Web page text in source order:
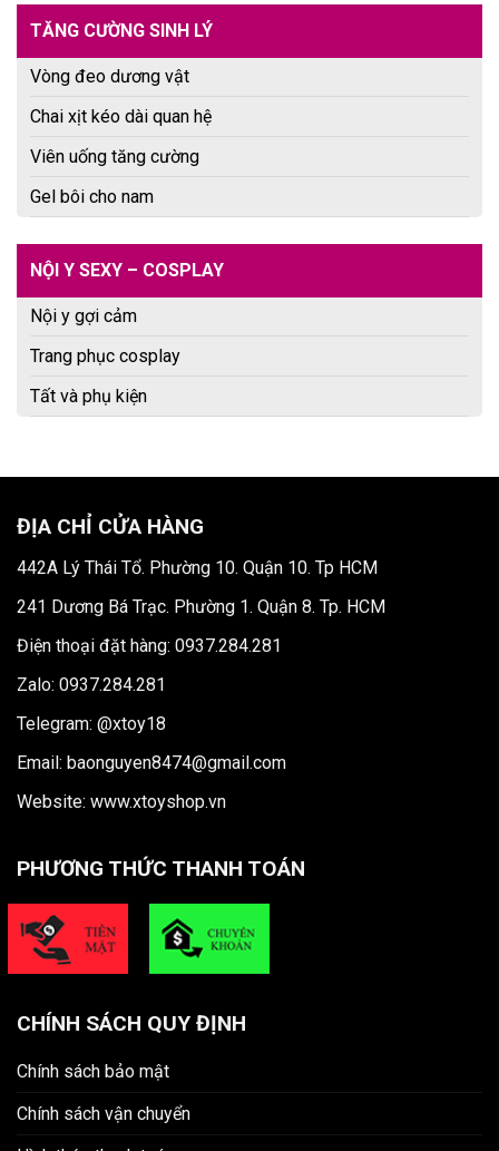
TĂNG CƯỜNG SINH LÝ
Vòng đeo dương vật
Chai xịt kéo dài quan hệ
Viên uống tăng cường
Gel bôi cho nam
NỘI Y SEXY – COSPLAY
Nội y gợi cảm
Trang phục cosplay
Tất và phụ kiện
ĐỊA CHỈ CỬA HÀNG
442A Lý Thái Tổ. Phường 10. Quận 10. Tp HCM
241 Dương Bá Trạc. Phường 1. Quận 8. Tp. HCM
Điện thoại đặt hàng: 0937.284.281
Zalo: 0937.284.281
Telegram: @xtoy18
Email: baonguyen8474@gmail.com
Website: www.xtoyshop.vn
PHƯƠNG THỨC THANH TOÁN
CHÍNH SÁCH QUY ĐỊNH
Chính sách bảo mật
Chính sách vận chuyển